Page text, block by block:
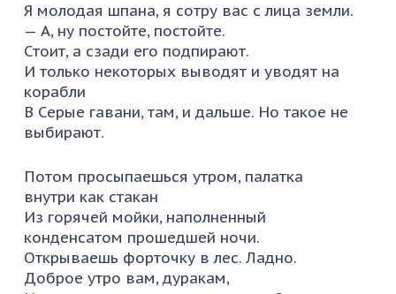
Я молодая шпана, я сотру вас с лица земли.
— А, ну постойте, постойте.
Стоит, а сзади его подпирают.
И только некоторых выводят и уводят на
корабли
В Серые гавани, там, и дальше. Но такое не
выбирают.
Потом просыпаешься утром, палатка
внутри как стакан
Из горячей мойки, наполненный
конденсатом прошедшей ночи.
Открываешь форточку в лес. Ладно.
Доброе утро вам, дуракам,